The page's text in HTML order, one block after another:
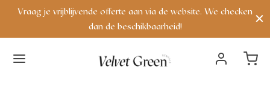
Vraag je vrijblijvende offerte aan via de website. We checken
dan de beschikbaarheid!